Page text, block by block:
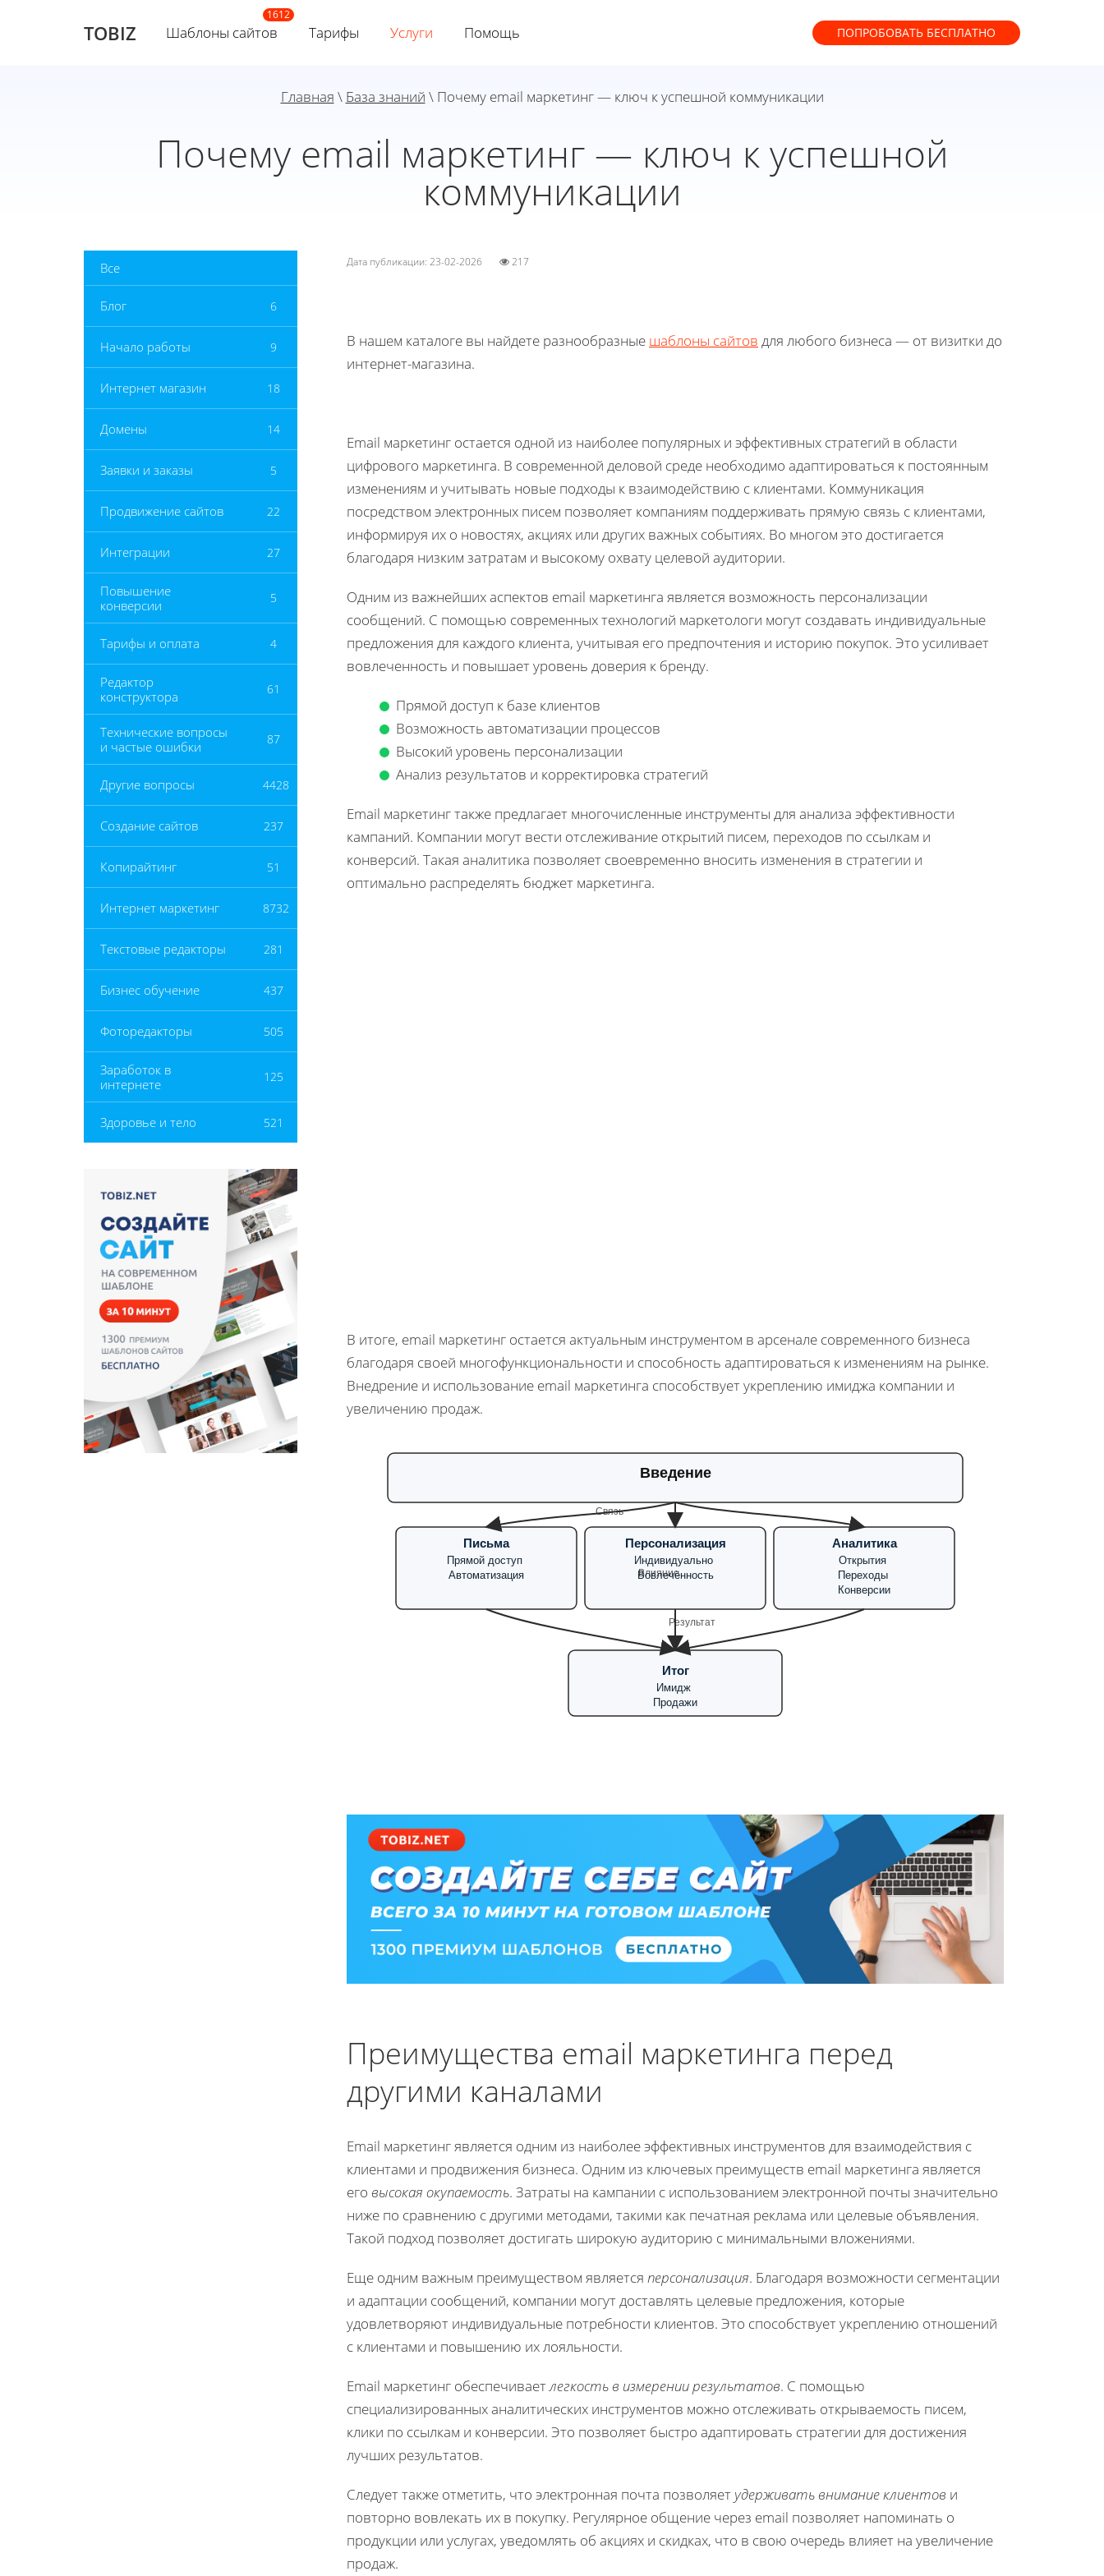
TOBIZ Шаблоны сайтов Тарифы Услуги Помощь ПОПРОБОВАТЬ БЕСПЛАТНО
Главная \ База знаний \ Почему email маркетинг — ключ к успешной коммуникации
Почему email маркетинг — ключ к успешной
коммуникации
Все
Блог 6
Начало работы 9
Интернет магазин 18
Домены 14
Заявки и заказы 5
Продвижение сайтов 22
Интеграции 27
Повышение
конверсии
5
Тарифы и оплата 4
Редактор
конструктора
61
Технические вопросы
и частые ошибки
87
Другие вопросы 4428
Создание сайтов 237
Копирайтинг 51
Интернет маркетинг 8732
Текстовые редакторы 281
Бизнес обучение 437
Фоторедакторы 505
Заработок в
интернете
125
Здоровье и тело 521
Дата публикации: 23-02-2026 217
В нашем каталоге вы найдете разнообразные шаблоны сайтов для любого бизнеса — от визитки до
интернет-магазина.
Email маркетинг остается одной из наиболее популярных и эффективных стратегий в области
цифрового маркетинга. В современной деловой среде необходимо адаптироваться к постоянным
изменениям и учитывать новые подходы к взаимодействию с клиентами. Коммуникация
посредством электронных писем позволяет компаниям поддерживать прямую связь с клиентами,
информируя их о новостях, акциях или других важных событиях. Во многом это достигается
благодаря низким затратам и высокому охвату целевой аудитории.
Одним из важнейших аспектов email маркетинга является возможность персонализации
сообщений. С помощью современных технологий маркетологи могут создавать индивидуальные
предложения для каждого клиента, учитывая его предпочтения и историю покупок. Это усиливает
вовлеченность и повышает уровень доверия к бренду.
Прямой доступ к базе клиентов
Возможность автоматизации процессов
Высокий уровень персонализации
Анализ результатов и корректировка стратегий
Email маркетинг также предлагает многочисленные инструменты для анализа эффективности
кампаний. Компании могут вести отслеживание открытий писем, переходов по ссылкам и
конверсий. Такая аналитика позволяет своевременно вносить изменения в стратегии и
оптимально распределять бюджет маркетинга.
В итоге, email маркетинг остается актуальным инструментом в арсенале современного бизнеса
благодаря своей многофункциональности и способность адаптироваться к изменениям на рынке.
Внедрение и использование email маркетинга способствует укреплению имиджа компании и
увеличению продаж.
Введение
Письма
Прямой доступ
Автоматизация
Персонализация
Индивидуально
Вовлечённость
Аналитика
Открытия
Переходы
Конверсии
Итог
Имидж
Продажи
Связь
Влияние
Результат
Преимущества email маркетинга перед
другими каналами
Email маркетинг является одним из наиболее эффективных инструментов для взаимодействия с
клиентами и продвижения бизнеса. Одним из ключевых преимуществ email маркетинга является
его высокая окупаемость. Затраты на кампании с использованием электронной почты значительно
ниже по сравнению с другими методами, такими как печатная реклама или целевые объявления.
Такой подход позволяет достигать широкую аудиторию с минимальными вложениями.
Еще одним важным преимуществом является персонализация. Благодаря возможности сегментации
и адаптации сообщений, компании могут доставлять целевые предложения, которые
удовлетворяют индивидуальные потребности клиентов. Это способствует укреплению отношений
с клиентами и повышению их лояльности.
Email маркетинг обеспечиваетлегкость в измерении результатов. С помощью
специализированных аналитических инструментов можно отслеживать открываемость писем,
клики по ссылкам и конверсии. Это позволяет быстро адаптировать стратегии для достижения
лучших результатов.
Следует также отметить, что электронная почта позволяет удерживать внимание клиентов и
повторно вовлекать их в покупку. Регулярное общение через email позволяет напоминать о
продукции или услугах, уведомлять об акциях и скидках, что в свою очередь влияет на увеличение
продаж.